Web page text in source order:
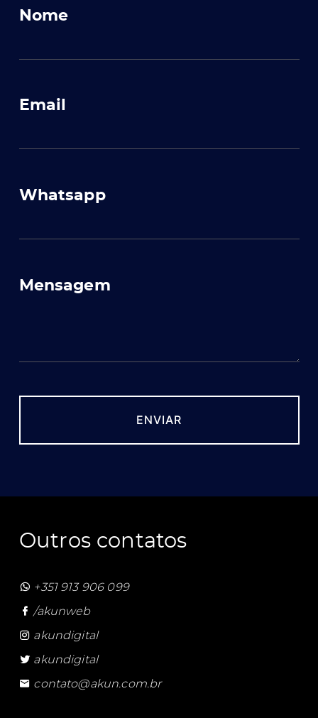
Nome
Email
Whatsapp
Mensagem
Outros contatos
+351 913 906 099
/akunweb
akundigital
akundigital
contato@akun.com.br